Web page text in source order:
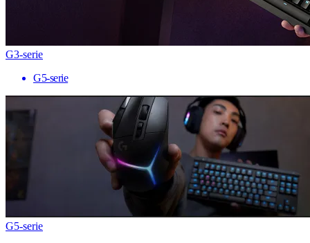
G3-serie
G5-serie
G5-serie